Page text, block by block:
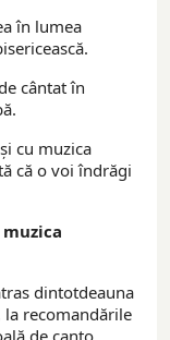
în lumea
cântat în
cu muzica
că o voi îndrăgi
dintotdeauna
recomandările